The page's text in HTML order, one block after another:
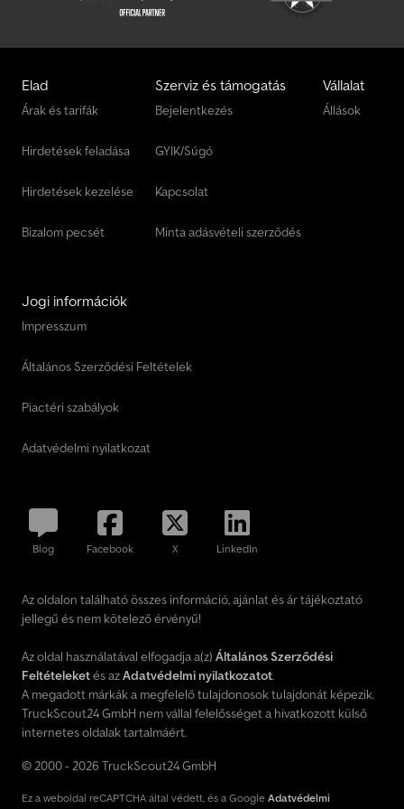
Elad
Árak és tarifák
Hirdetések feladása
Hirdetések kezelése
Bizalom pecsét
Szerviz és támogatás
Bejelentkezés
GYIK/Súgó
Kapcsolat
Minta adásvételi szerződés
Vállalat
Állások
Jogi információk
Impresszum
Általános Szerződési Feltételek
Piactéri szabályok
Adatvédelmi nyilatkozat
Blog Facebook X LinkedIn
Az oldalon található összes információ, ajánlat és ár tájékoztató
jellegű és nem kötelező érvényű!
Az oldal használatával elfogadja a(z) Általános Szerződési
Feltételeketés azAdatvédelmi nyilatkozatot.
A megadott márkák a megfelelő tulajdonosok tulajdonát képezik.
TruckScout24 GmbH nem vállal felelősséget a hivatkozott külső
internetes oldalak tartalmáért.
© 2000 - 2026 TruckScout24 GmbH
Ez a weboldal reCAPTCHA által védett, és a Google Adatvédelmi